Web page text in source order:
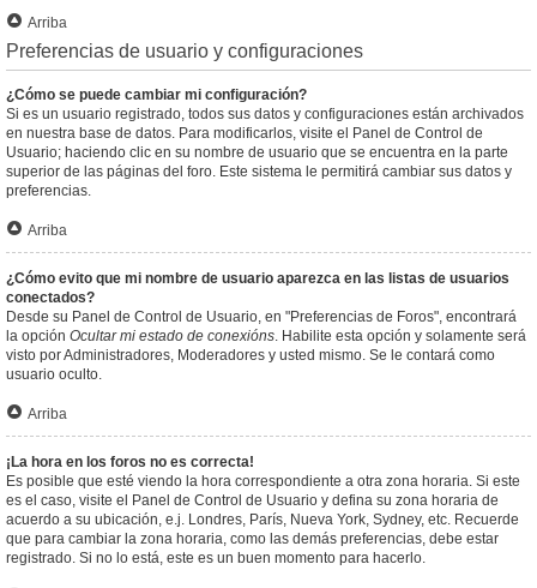
Arriba
Preferencias de usuario y configuraciones
¿Cómo se puede cambiar mi configuración?
Si es un usuario registrado, todos sus datos y configuraciones están archivados
en nuestra base de datos. Para modificarlos, visite el Panel de Control de
Usuario; haciendo clic en su nombre de usuario que se encuentra en la parte
superior de las páginas del foro. Este sistema le permitirá cambiar sus datos y
preferencias.
Arriba
¿Cómo evito que mi nombre de usuario aparezca en las listas de usuarios
conectados?
Desde su Panel de Control de Usuario, en "Preferencias de Foros", encontrará
la opción Ocultar mi estado de conexións. Habilite esta opción y solamente será
visto por Administradores, Moderadores y usted mismo. Se le contará como
usuario oculto.
Arriba
¡La hora en los foros no es correcta!
Es posible que esté viendo la hora correspondiente a otra zona horaria. Si este
es el caso, visite el Panel de Control de Usuario y defina su zona horaria de
acuerdo a su ubicación, e.j. Londres, París, Nueva York, Sydney, etc. Recuerde
que para cambiar la zona horaria, como las demás preferencias, debe estar
registrado. Si no lo está, este es un buen momento para hacerlo.